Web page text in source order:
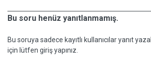
Bu soru henüz yanıtlanmamış.
Bu soruya sadece kayıtlı kullanıcılar yanıt
için lütfen giriş yapınız.